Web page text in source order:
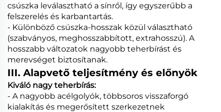
csúszka leválasztható a sínről, így egyszerűbb a
felszerelés és karbantartás.
- Különböző csúszka-hosszak közül választható
(szabványos, meghosszabbított, extrahosszú). A
hosszabb változatok nagyobb teherbírást és
merevséget biztosítanak.
III. Alapvető teljesítmény és előnyök
Kiváló nagy teherbírás:
- A nagyobb acélgolyók, többsoros visszaforgó
kialakítás és megerősített szerkezetnek